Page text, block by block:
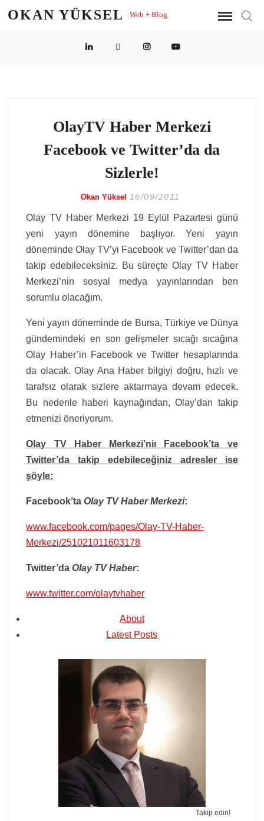
OKAN YÜKSEL Web + Blog
LinkedInTwitter InstagramYouTube
OlayTV Haber Merkezi
Facebook ve Twitter’da da
Sizlerle!
Okan Yüksel 16/09/2011
Olay TV Haber Merkezi 19 Eylül Pazartesi günü
yeni yayın dönemine başlıyor. Yeni yayın
döneminde Olay TV’yi Facebook ve Twitter’dan da
takip edebileceksiniz. Bu süreçte Olay TV Haber
Merkezi’nin sosyal medya yayınlarından ben
sorumlu olacağım.
Yeni yayın döneminde de Bursa, Türkiye ve Dünya
gündemindeki en son gelişmeler sıcağı sıcağına
Olay Haber’in Facebook ve Twitter hesaplarında
da olacak. Olay Ana Haber bilgiyi doğru, hızlı ve
tarafsız olarak sizlere aktarmaya devam edecek.
Bu nedenle haberi kaynağından, Olay’dan takip
etmenizi öneriyorum.
Olay TV Haber Merkezi’niı Facebook’ta ve
Twitter’da takip edebileceğiniz adresler ise
şöyle:
Facebook’taOlay TV Haber Merkezi:
www.facebook.com/pages/Olay-TV-Haber-
Merkezi/251021011603178
Twitter’daOlay TV Haber:
www.twitter.com/olaytvhaber
About
Latest Posts
Takip edin!